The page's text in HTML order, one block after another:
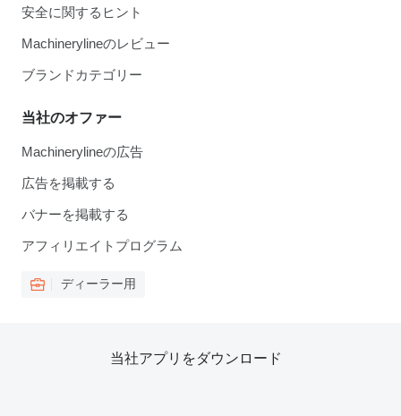
安全に関するヒント
Machinerylineのレビュー
ブランドカテゴリー
当社のオファー
Machinerylineの広告
広告を掲載する
バナーを掲載する
アフィリエイトプログラム
ディーラー用
当社アプリをダウンロード